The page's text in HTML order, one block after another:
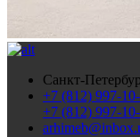
Санкт-
+7 (812) 997-
+7 (812) 997-